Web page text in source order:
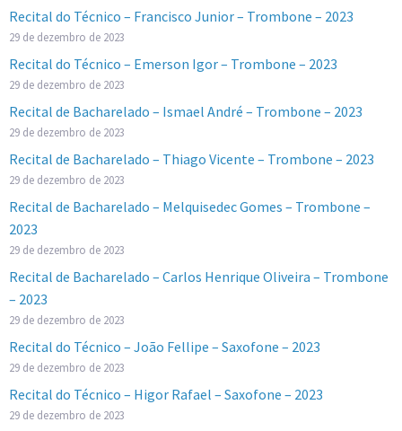
Recital do Técnico – Francisco Junior – Trombone – 2023
29 de dezembro de 2023
Recital do Técnico – Emerson Igor – Trombone – 2023
29 de dezembro de 2023
Recital de Bacharelado – Ismael André – Trombone – 2023
29 de dezembro de 2023
Recital de Bacharelado – Thiago Vicente – Trombone – 2023
29 de dezembro de 2023
Recital de Bacharelado – Melquisedec Gomes – Trombone –
2023
29 de dezembro de 2023
Recital de Bacharelado – Carlos Henrique Oliveira – Trombone
– 2023
29 de dezembro de 2023
Recital do Técnico – João Fellipe – Saxofone – 2023
29 de dezembro de 2023
Recital do Técnico – Higor Rafael – Saxofone – 2023
29 de dezembro de 2023